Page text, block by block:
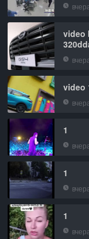
video
video
1
1
1